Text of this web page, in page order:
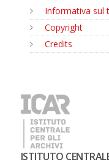
Informativa sul
Copyright
Credits
ISTITUTO